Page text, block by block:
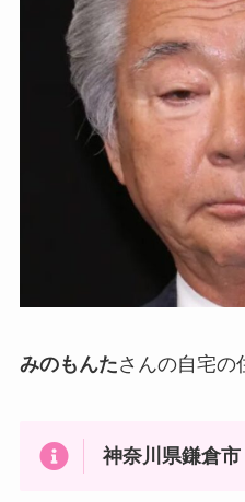
みのもんたさんの自宅の
神奈川県鎌倉市